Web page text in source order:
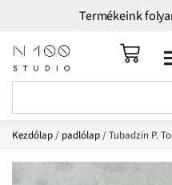
Termékeink
Kezdőlap/ padlólap/ Tubadzin P.